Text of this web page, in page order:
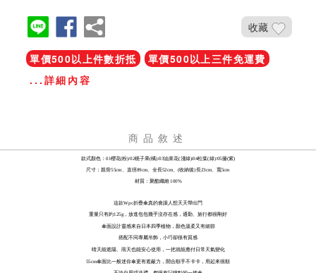
收藏
單價500以上件數折抵
單價500以上三件免運費
...詳細內容
商品敘述